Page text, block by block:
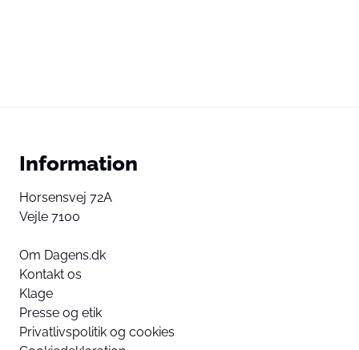
Information
Horsensvej 72A
Vejle 7100
Om Dagens.dk
Kontakt os
Klage
Presse og etik
Privatlivspolitik og cookies